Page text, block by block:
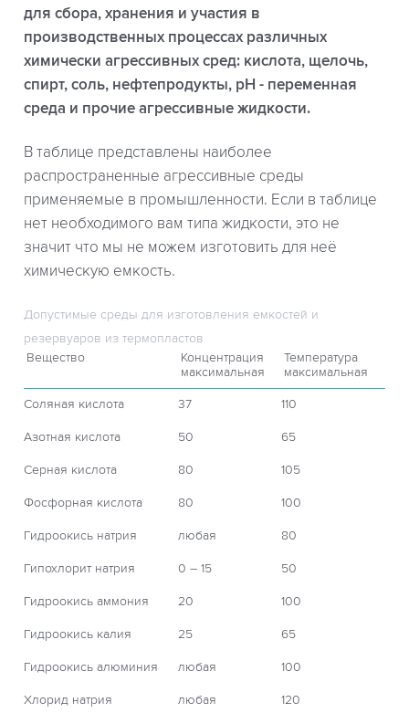
для сбора, хранения и участия в
производственных процессах различных
химически агрессивных сред: кислота, щелочь,
спирт, соль, нефтепродукты, рН - переменная
среда и прочие агрессивные жидкости.
В таблице представлены наиболее
распространенные агрессивные среды
применяемые в промышленности. Если в таблице
нет необходимого вам типа жидкости, это не
значит что мы не можем изготовить для неё
химическую емкость.
Допустимые среды для изготовления емкостей и
резервуаров из термопластов
Вещество
Концентрация
максимальная
Температура
максимальная
Соляная кислота 37 110
Азотная кислота 50 65
Серная кислота 80 105
Фосфорная кислота 80 100
Гидроокись натрия любая 80
Гипохлорит натрия 0 – 15 50
Гидроокись аммония 20 100
Гидроокись калия 25 65
Гидроокись алюминия любая 100
Хлорид натрия любая 120